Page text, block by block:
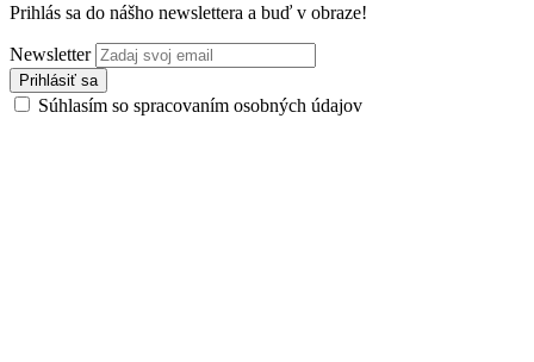
Prihlás sa do nášho newslettera a buď v obraze!
Newsletter
Súhlasím so spracovaním osobných údajov